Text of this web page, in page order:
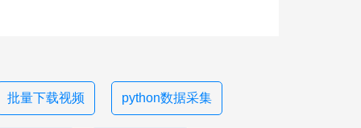
批量下载视频 python数据采集